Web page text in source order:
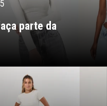
parte da